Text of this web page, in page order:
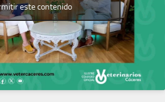
este contenido